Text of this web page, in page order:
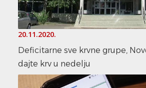
20.11.2020.
Deficitarne sve krvne grupe,
dajte krv u nedelju